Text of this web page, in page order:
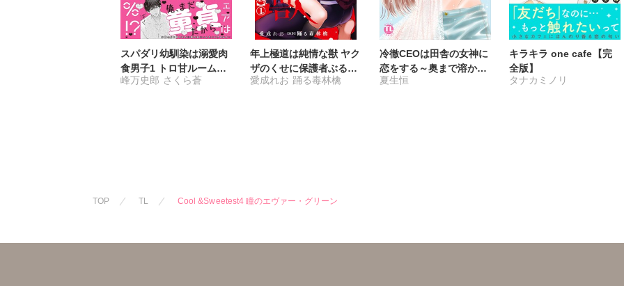
スパダリ幼馴染は溺愛肉
食男子1 トロ甘ルームシ
ェアは雄濃度300％!?
峰万史郎 さくら蒼
年上極道は純情な獣 ヤク
ザのくせに保護者ぶるの
はやめて【合冊版】
愛成れお 踊る毒林檎
冷徹CEOは田舎の女神に
恋をする～奥まで溶かす
深い熱愛～【単行本版】
夏生恒
キラキラ one cafe【完
全版】
タナカミノリ
TOP TL Cool &Sweetest4 瞳のエヴァー・グリーン